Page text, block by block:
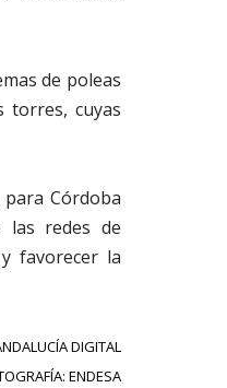
de poleas
torres, cuyas
Córdoba
las redes de
favorecer la
DIGITAL
ENDESA